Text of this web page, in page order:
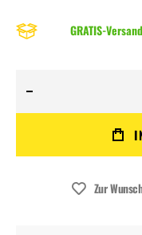
GRATIS-
Zur